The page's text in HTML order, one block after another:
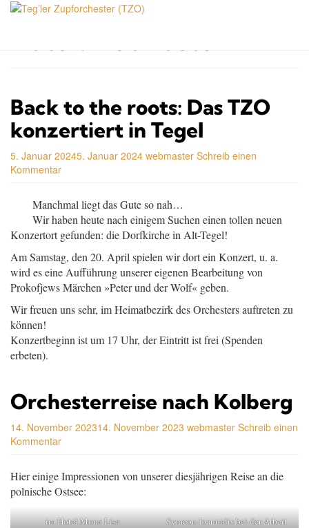
Skip
content
Autor:webmaster
Back to the roots: Das TZO
konzertiert in Tegel
5. Januar 20245. Januar 2024 webmaster Schreib einen
Kommentar
Manchmal liegt das Gute so nah…
Wir haben heute nach einigem Suchen einen tollen neuen
Konzertort gefunden: die Dorfkirche in Alt-Tegel!
Am Samstag, den 20. April spielen wir dort ein Konzert, u. a.
wird es eine Aufführung unserer eigenen Bearbeitung von
Prokofjews Märchen »Peter und der Wolf« geben.
Wir freuen uns sehr, im Heimatbezirk des Orchesters auftreten zu
können!
Konzertbeginn ist um 17 Uhr, der Eintritt ist frei (Spenden
erbeten).
Orchesterreise nach Kolberg
14. November 202314. November 2023 webmaster Schreib einen
Kommentar
Hier einige Impressionen von unserer diesjährigen Reise an die
polnische Ostsee:
im Hotel Mona Lisa Symeon Ioannidis bei der Arbeit